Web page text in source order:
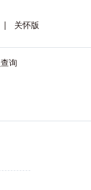
关怀版
询